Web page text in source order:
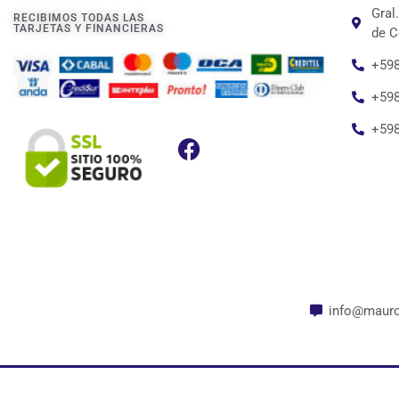
RECIBIMOS TODAS LAS
TARJETAS Y FINANCIERAS
de